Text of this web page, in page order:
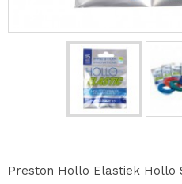
Preston Hollo Elastiek Hollo